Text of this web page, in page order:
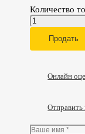
Количество
Продать
Онлайн
Отправить